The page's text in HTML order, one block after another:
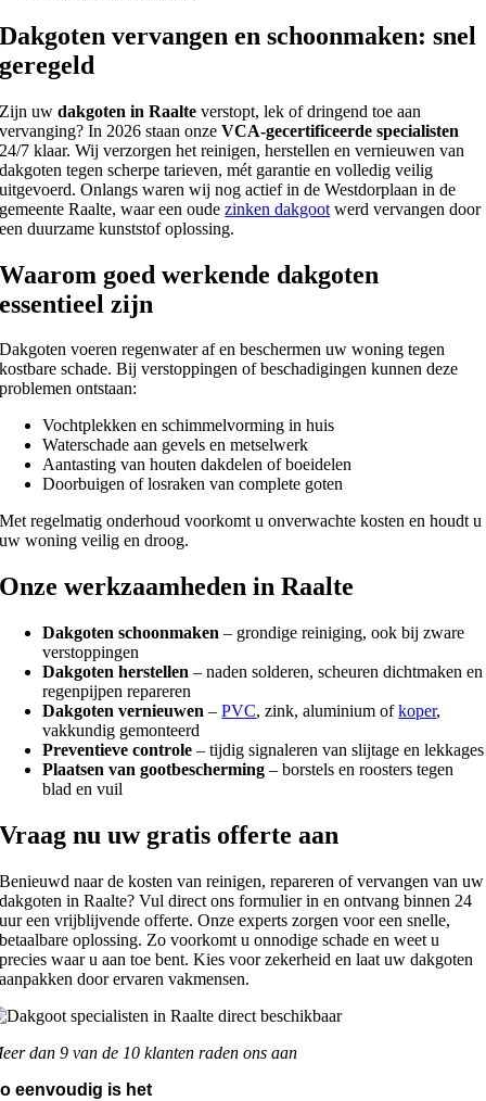
Dakgoten vervangen en schoonmaken: snel
geregeld
Zijn uwdakgoten in Raalte verstopt, lek of dringend toe aan
vervanging? In 2026 staan onzeVCA-gecertificeerde specialisten
24/7 klaar. Wij verzorgen het reinigen, herstellen en vernieuwen van
dakgoten tegen scherpe tarieven, mét garantie en volledig veilig
uitgevoerd. Onlangs waren wij nog actief in de Westdorplaan in de
gemeente Raalte, waar een oudezinken dakgoot werd vervangen door
een duurzame kunststof oplossing.
Waarom goed werkende dakgoten
essentieel zijn
Dakgoten voeren regenwater af en beschermen uw woning tegen
kostbare schade. Bij verstoppingen of beschadigingen kunnen deze
problemen ontstaan:
Vochtplekken en schimmelvorming in huis
Waterschade aan gevels en metselwerk
Aantasting van houten dakdelen of boeidelen
Doorbuigen of losraken van complete goten
Met regelmatig onderhoud voorkomt u onverwachte kosten en houdt u
uw woning veilig en droog.
Onze werkzaamheden in Raalte
Dakgoten schoonmaken – grondige reiniging, ook bij zware
verstoppingen
Dakgoten herstellen – naden solderen, scheuren dichtmaken en
regenpijpen repareren
Dakgoten vernieuwen –PVC, zink, aluminium ofkoper,
vakkundig gemonteerd
Preventieve controle – tijdig signaleren van slijtage en lekkages
Plaatsen van gootbescherming – borstels en roosters tegen
blad en vuil
Vraag nu uw gratis offerte aan
Benieuwd naar de kosten van reinigen, repareren of vervangen van uw
dakgoten in Raalte? Vul direct ons formulier in en ontvang binnen 24
uur een vrijblijvende offerte. Onze experts zorgen voor een snelle,
betaalbare oplossing. Zo voorkomt u onnodige schade en weet u
precies waar u aan toe bent. Kies voor zekerheid en laat uw dakgoten
aanpakken door ervaren vakmensen.
dan 9 van de 10 klanten raden ons aan
eenvoudig is het